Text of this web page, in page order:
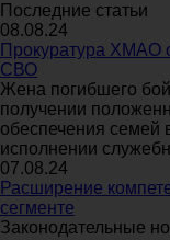
Последние статьи
08.08.24
Прокуратура ХМАО
СВО
Жена погибшего
получении
обеспечения семей
исполнении
07.08.24
Расширение
сегменте
Законодательные